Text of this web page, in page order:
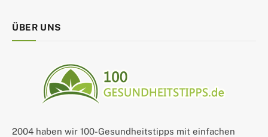
ÜBER UNS
2004 haben wir 100-Gesundheitstipps mit einfachen